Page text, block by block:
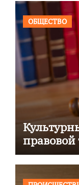
ОБЩЕСТВО
правовой